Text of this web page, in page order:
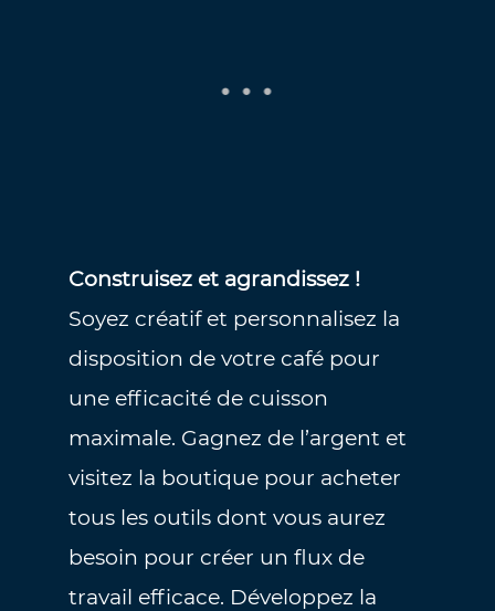
Construisez et agrandissez !
Soyez créatif et personnalisez la
disposition de votre café pour
une efficacité de cuisson
maximale. Gagnez de l’argent et
visitez la boutique pour acheter
tous les outils dont vous aurez
besoin pour créer un flux de
travail efficace. Développez la